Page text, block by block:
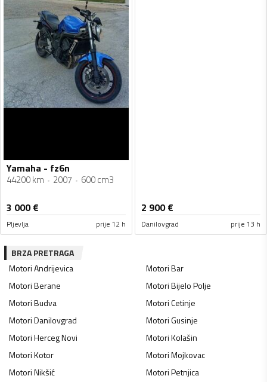
Yamaha - fz6n
44200 km 2007 600 cm3
3 000€
Pljevlja prije 12 h
2 900€
Danilovgrad prije 13 h
BRZA PRETRAGA
MotoriAndrijevica MotoriBar
MotoriBerane MotoriBijelo Polje
MotoriBudva MotoriCetinje
MotoriDanilovgrad MotoriGusinje
MotoriHerceg Novi MotoriKolašin
MotoriKotor MotoriMojkovac
MotoriNikšić MotoriPetnjica